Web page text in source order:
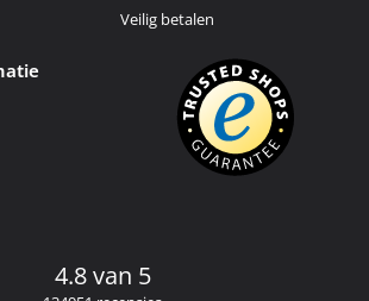
Veilig betalen
4.8 van 5